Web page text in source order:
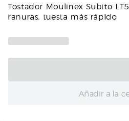
Tostador Moulinex Subito
ranuras, tuesta más rápido
Añadir a la